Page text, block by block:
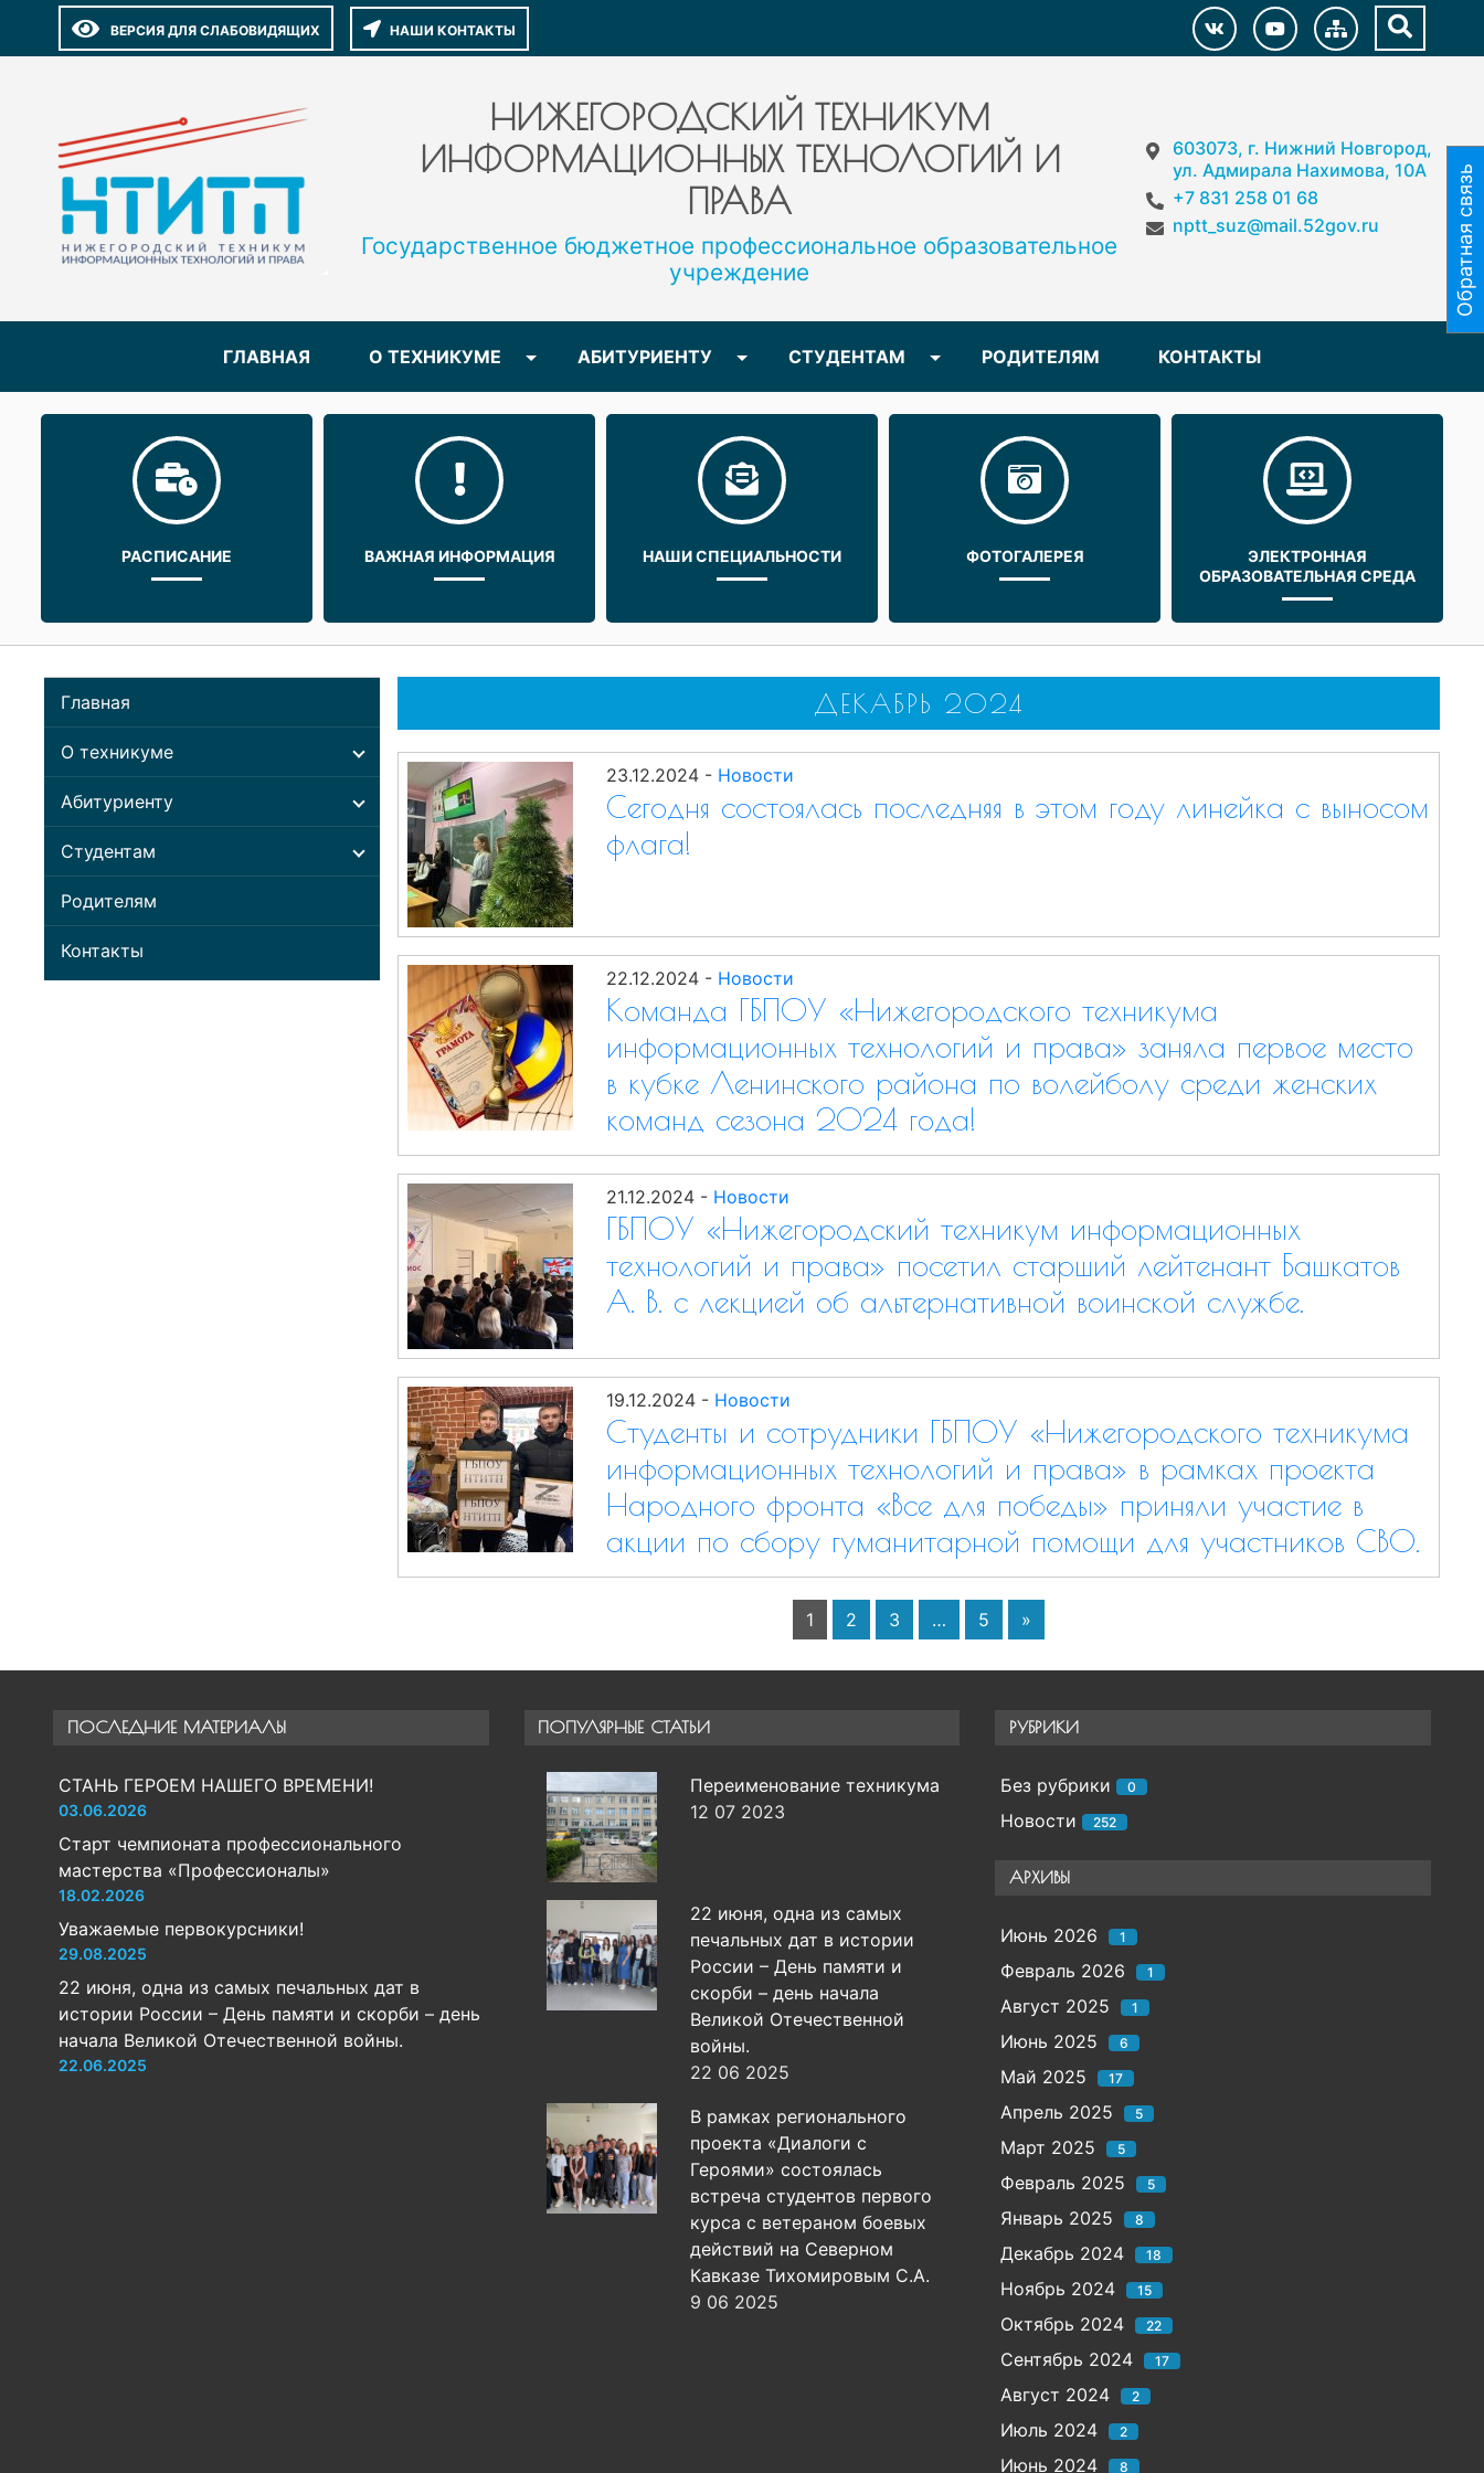
ВЕРСИЯ ДЛЯ СЛАБОВИДЯЩИХ НАШИ КОНТАКТЫ
НИЖЕГОРОДСКИЙ ТЕХНИКУМ
ИНФОРМАЦИОННЫХ ТЕХНОЛОГИЙ И
ПРАВА
Государственное бюджетное профессиональное образовательное
учреждение
603073, г. Нижний Новгород,
ул. Адмирала Нахимова, 10А
+7 831 258 01 68
nptt_suz@mail.52gov.ru
ГЛАВНАЯ О ТЕХНИКУМЕ АБИТУРИЕНТУ СТУДЕНТАМ РОДИТЕЛЯМ КОНТАКТЫ
РАСПИСАНИЕ ВАЖНАЯ ИНФОРМАЦИЯ НАШИ СПЕЦИАЛЬНОСТИ ФОТОГАЛЕРЕЯ
ЭЛЕКТРОННАЯ
ОБРАЗОВАТЕЛЬНАЯ СРЕДА
Главная
О техникуме
Абитуриенту
Студентам
Родителям
Контакты
ДЕКАБРЬ 2024
23.12.2024 - Новости
Сегодня состоялась последняя в этом году линейка с выносом
флага!
22.12.2024 - Новости
Команда ГБПОУ «Нижегородского техникума
информационных технологий и права» заняла первое место
в кубке Ленинского района по волейболу среди женских
команд сезона 2024 года!
21.12.2024 - Новости
ГБПОУ «Нижегородский техникум информационных
технологий и права» посетил старший лейтенант Башкатов
А. В. с лекцией об альтернативной воинской службе.
19.12.2024 - Новости
Студенты и сотрудники ГБПОУ «Нижегородского техникума
информационных технологий и права» в рамках проекта
Народного фронта «Все для победы» приняли участие в
акции по сбору гуманитарной помощи для участников СВО.
1 2 3 … 5 »
Обратная связь
ПОСЛЕДНИЕ МАТЕРИАЛЫ
СТАНЬ ГЕРОЕМ НАШЕГО ВРЕМЕНИ!
03.06.2026
Старт чемпионата профессионального
мастерства «Профессионалы»
18.02.2026
Уважаемые первокурсники!
29.08.2025
22 июня, одна из самых печальных дат в
истории России – День памяти и скорби – день
начала Великой Отечественной войны.
22.06.2025
ПОПУЛЯРНЫЕ СТАТЬИ
Переименование техникума
12 07 2023
22 июня, одна из самых
печальных дат в истории
России – День памяти и
скорби – день начала
Великой Отечественной
войны.
22 06 2025
В рамках регионального
проекта «Диалоги с
Героями» состоялась
встреча студентов первого
курса с ветераном боевых
действий на Северном
Кавказе Тихомировым С.А.
9 06 2025
РУБРИКИ
Без рубрики 0
Новости 252
АРХИВЫ
Июнь 2026 1
Февраль 2026 1
Август 2025 1
Июнь 2025 6
Май 2025 17
Апрель 2025 5
Март 2025 5
Февраль 2025 5
Январь 2025 8
Декабрь 2024 18
Ноябрь 2024 15
Октябрь 2024 22
Сентябрь 2024 17
Август 2024 2
Июль 2024 2
Июнь 2024 8